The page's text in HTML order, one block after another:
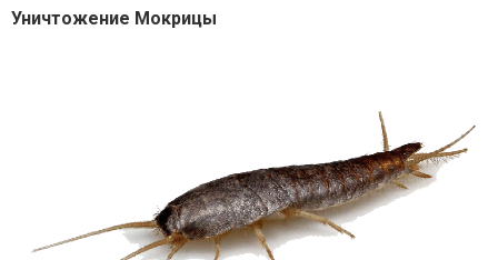
Уничтожение Мокрицы